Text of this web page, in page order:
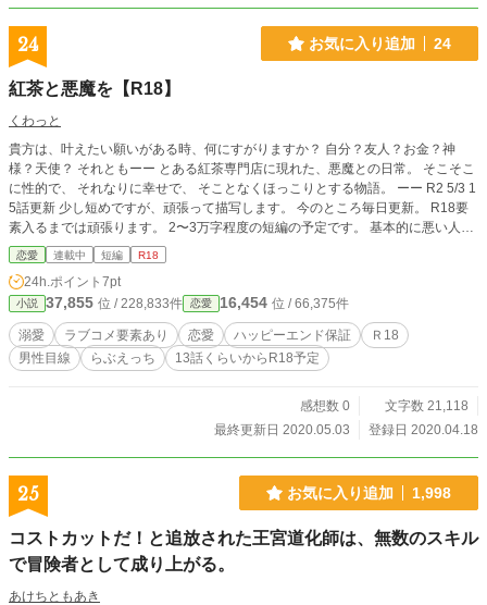
張っていきたいと思います。 2024年12月07日09：39頃 ・第七十二話におい
て、消し忘れた文書を発見し、修正しました。
24 お気に入り追加 24
紅茶と悪魔を【R18】
くわっと
貴方は、叶えたい願いがある時、何にすがりますか？ 自分？友人？お金？神
様？天使？ それともーー とある紅茶専門店に現れた、悪魔との日常。 そこそこ
に性的で、 それなりに幸せで、 そことなくほっこりとする物語。 ーー R2 5/3 1
5話更新 少し短めですが、頑張って描写します。 今のところ毎日更新。 R18要
素入るまでは頑張ります。 2〜3万字程度の短編の予定です。 基本的に悪い人は
出てきません。 可愛く、普通に性的な話を求めてる方向きです。 そんな現実逃
避推奨の小説です。 人助けと思って、お気に入りに登録してくれると嬉しいで
す。 お手軽、単純、合法の人助け。 大丈夫、ボタンを押しても、誰にもバレま
せんから。 ※ 性的描写が入るところは【R18】とタイトル表記します（読み飛
ばしても繋がるような構成になってます）。 【R15】は少し性的かな、という
感じです。 それ以外はぽっぷなラブコメです。
恋愛 連載中 短編 R18
24h.ポイント 7pt
小説 37,855 位 / 228,833件 恋愛 16,454 位 / 66,375件
溺愛 ラブコメ要素あり 恋愛 ハッピーエンド保証
Ｒ18
男性目線
らぶえっち 13話くらいからR18予定
感想数 0
文字数 21,118
最終更新日 2020.05.03
登録日 2020.04.18
25 お気に入り追加 1,998
コストカットだ！と追放された王宮道化師は、無数のスキル
で冒険者として成り上がる。
あけちともあき